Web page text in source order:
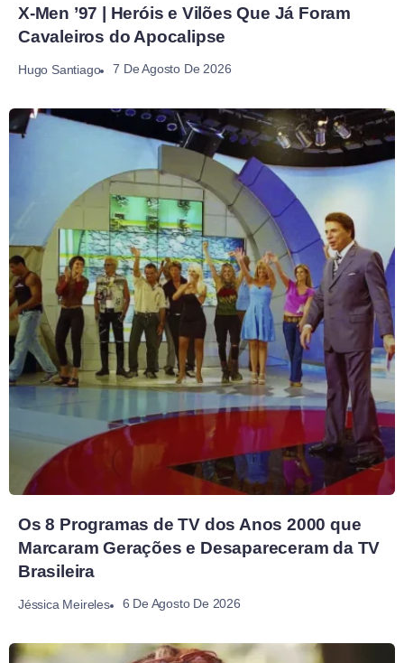
X-Men ’97 | Heróis e Vilões Que Já Foram
Cavaleiros do Apocalipse
Hugo Santiago 7 De Agosto De 2026
Os 8 Programas de TV dos Anos 2000 que
Marcaram Gerações e Desapareceram da TV
Brasileira
Jéssica Meireles 6 De Agosto De 2026